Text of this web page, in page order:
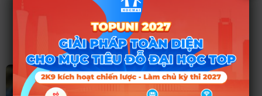
của các sĩ tử có học lực xuất sắc. Với lộ
trình tuyển sinh năm 2026, Bộ Giáo dục
và Đào tạo (GD&ĐT) tiếp tục xác
Đọc thêm ➤
Vì sao thủ khoa TSA 2026 sai 9 câu
vẫn đạt 98,98/100 điểm?